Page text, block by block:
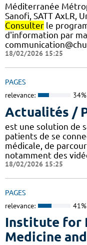
Méditerranée
Sanofi, SATT AxLR,
Consulter le
d'information par
18/02/2026 15:25
PAGES
relevance: 34%
Actualités /
est une solution de
patients de se
médicale, de
notamment des
18/02/2026 15:25
PAGES
relevance: 41%
Institute for
Medicine